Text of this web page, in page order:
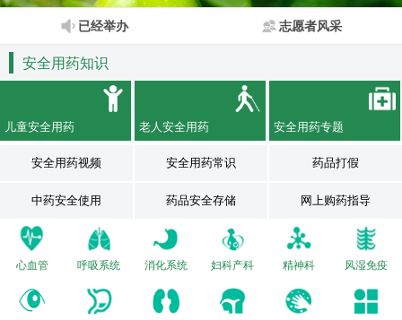
已经举办 志愿者风采
安全用药知识
儿童安全用药 老人安全用药 安全用药专题
安全用药视频 安全用药常识 药品打假
中药安全使用 药品安全存储 网上购药指导
心血管 呼吸系统 消化系统 妇科产科 精神科 风湿免疫